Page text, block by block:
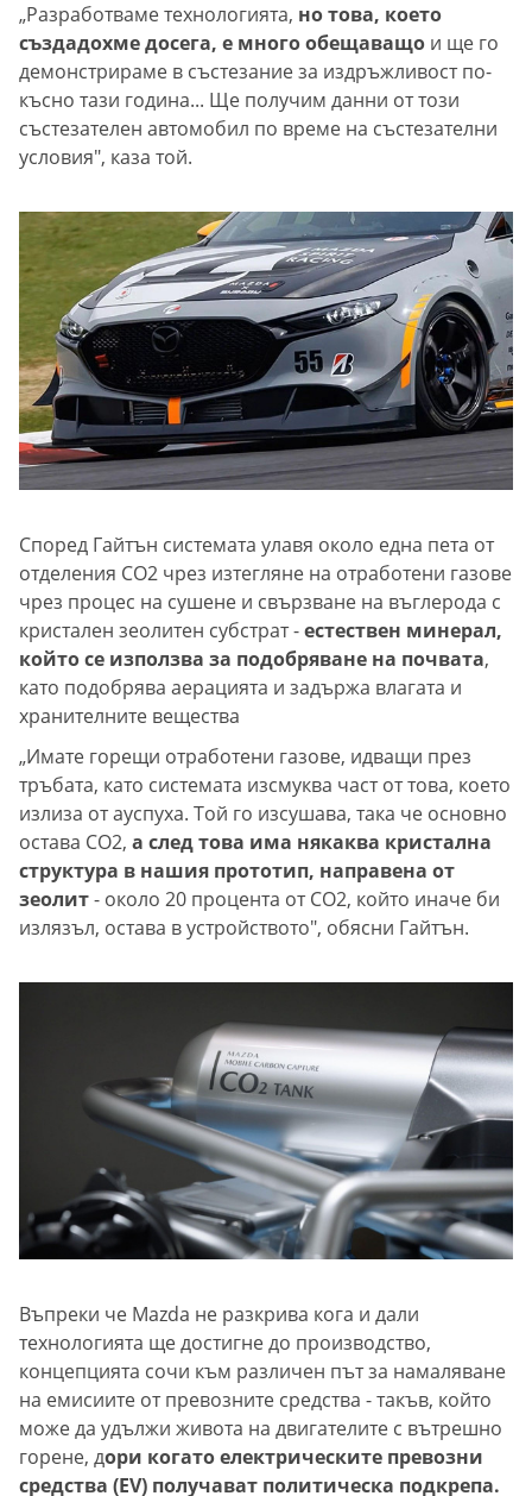
„Разработваме технологията, но това, което
създадохме досега, е много обещаващо и ще го
демонстрираме в състезание за издръжливост по-
късно тази година... Ще получим данни от този
състезателен автомобил по време на състезателни
условия", каза той.
Според Гайтън системата улавя около една пета от
отделения CO2 чрез изтегляне на отработени газове
чрез процес на сушене и свързване на въглерода с
кристален зеолитен субстрат -естествен минерал,
който се използва за подобряване на почвата,
като подобрява аерацията и задържа влагата и
хранителните вещества
„Имате горещи отработени газове, идващи през
тръбата, като системата изсмуква част от това, което
излиза от ауспуха. Той го изсушава, така че основно
остава CO2, а след това има някаква кристална
структура в нашия прототип, направена от
зеолит- около 20 процента от CO2, който иначе би
излязъл, остава в устройството", обясни Гайтън.
Въпреки че Mazda не разкрива кога и дали
технологията ще достигне до производство,
концепцията сочи към различен път за намаляване
на емисиите от превозните средства - такъв, който
може да удължи живота на двигателите с вътрешно
горене, дори когато електрическите превозни
средства (EV) получават политическа подкрепа.